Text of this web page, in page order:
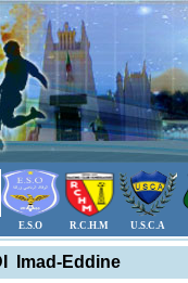
E.S.O R.C.H.M U.S.C.A
Imad-Eddine